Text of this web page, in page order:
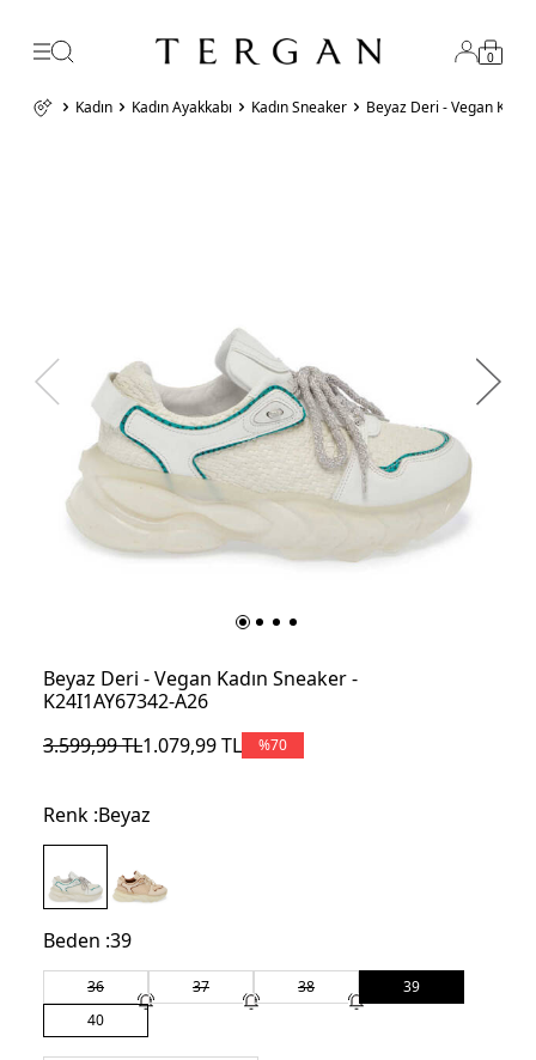
0
Kadın Kadın Ayakkabı Kadın Sneaker Beyaz Deri - Vegan
Beyaz Deri - Vegan Kadın Sneaker -
K24I1AY67342-A26
3.599,99TL1.079,99TL %70
Renk :Beyaz
Beden :39
36 37 38
39
40